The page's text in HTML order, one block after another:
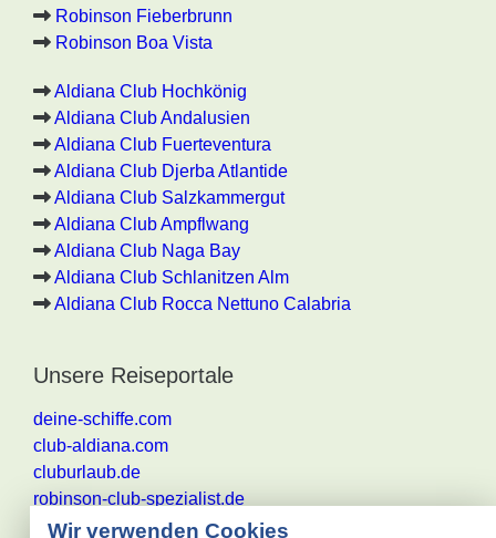
Robinson Fieberbrunn
Robinson Boa Vista
Aldiana Club Hochkönig
Aldiana Club Andalusien
Aldiana Club Fuerteventura
Aldiana Club Djerba Atlantide
Aldiana Club Salzkammergut
Aldiana Club Ampflwang
Aldiana Club Naga Bay
Aldiana Club Schlanitzen Alm
Aldiana Club Rocca Nettuno Calabria
Unsere Reiseportale
deine-schiffe.com
club-aldiana.com
cluburlaub.de
robinson-club-spezialist.de
Wir verwenden Cookies